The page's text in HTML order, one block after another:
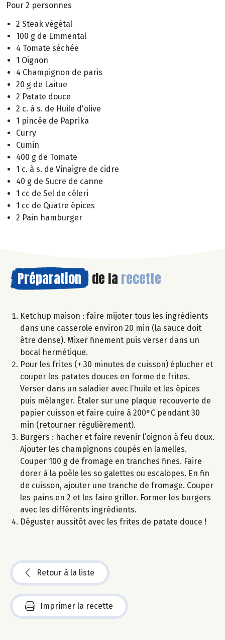
Pour 2 personnes
2 Steak végétal
100 g de Emmental
4 Tomate séchée
1 Oignon
4 Champignon de paris
20 g de Laitue
2 Patate douce
2 c. à s. de Huile d'olive
1 pincée de Paprika
Curry
Cumin
400 g de Tomate
1 c. à s. de Vinaigre de cidre
40 g de Sucre de canne
1 cc de Sel de céleri
1 cc de Quatre épices
2 Pain hamburger
Préparation de la recette
Ketchup maison : faire mijoter tous les ingrédients
dans une casserole environ 20 min (la sauce doit
être dense). Mixer finement puis verser dans un
bocal hermétique.
Pour les frites (+ 30 minutes de cuisson) éplucher et
couper les patates douces en forme de frites.
Verser dans un saladier avec l’huile et les épices
puis mélanger. Étaler sur une plaque recouverte de
papier cuisson et faire cuire à 200°C pendant 30
min (retourner régulièrement).
Burgers : hacher et faire revenir l’oignon à feu doux.
Ajouter les champignons coupés en lamelles.
Couper 100 g de fromage en tranches fines. Faire
dorer à la poêle les so galettes ou escalopes. En fin
de cuisson, ajouter une tranche de fromage. Couper
les pains en 2 et les faire griller. Former les burgers
avec les différents ingrédients.
Déguster aussitôt avec les frites de patate douce !
Retour à la liste
Imprimer la recette